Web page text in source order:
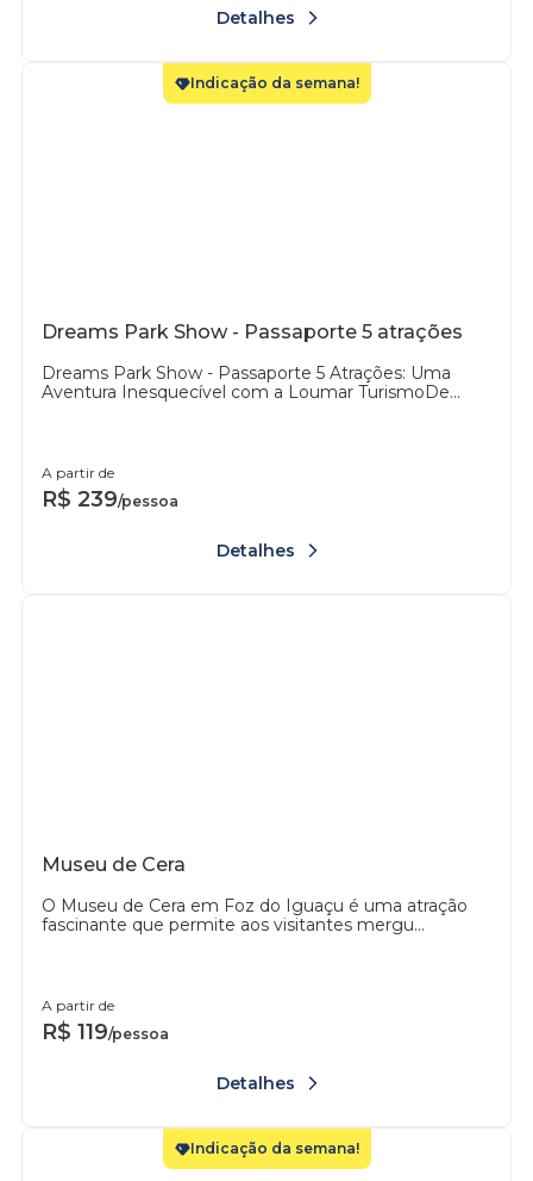
Detalhes
Indicação da semana!
Dreams Park Show - Passaporte 5 atrações
Dreams Park Show - Passaporte 5 Atrações: Uma
Aventura Inesquecível com a Loumar TurismoDe...
A partir de
R$ 239/pessoa
Detalhes
Museu de Cera
O Museu de Cera em Foz do Iguaçu é uma atração
fascinante que permite aos visitantes mergu...
A partir de
R$ 119/pessoa
Detalhes
Indicação da semana!